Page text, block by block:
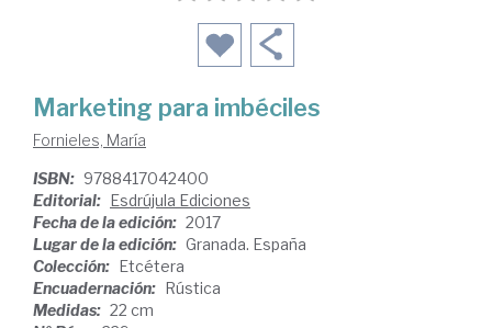
Marketing para imbéciles
Fornieles, María
ISBN: 9788417042400
Editorial: Esdrújula Ediciones
Fecha de la edición: 2017
Lugar de la edición: Granada. España
Colección: Etcétera
Encuadernación: Rústica
Medidas: 22 cm